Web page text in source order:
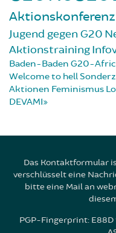
Aktionskonferenz
Jugend gegen G20
Aktionstraining
Baden-Baden G20-
Welcome to hell
Aktionen Feminismus
DEVAMI
Das Kontaktformular
verschlüsselt eine
bitte eine Mail an
PGP-Fingerprint: E88D